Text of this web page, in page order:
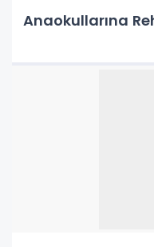
Anaokullarına